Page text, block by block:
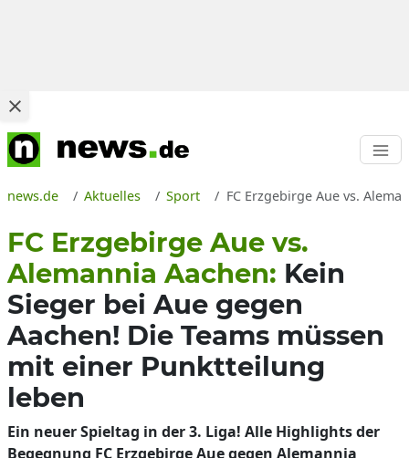
news.de Aktuelles Sport FC Erzgebirge Aue vs.
FC Erzgebirge Aue vs.
Alemannia Aachen: Kein
Sieger bei Aue gegen
Aachen! Die Teams müssen
mit einer Punktteilung
leben
Ein neuer Spieltag in der 3. Liga! Alle Highlights der
Begegnung FC Erzgebirge Aue gegen Alemannia